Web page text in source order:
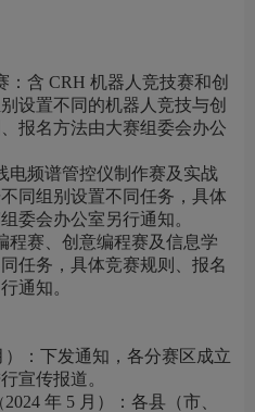
：含 CRH 机器人竞技赛和创
设置不同的机器人竞技与创
报名方法由大赛组委会办公
电频谱管控仪制作赛及实战
同组别设置不同任务，具体
委会办公室另行通知。
程赛、创意编程赛及信息学
任务，具体竞赛规则、报名
通知。
）：下发通知，各分赛区成立
宣传报道。
2024 年 5 月）：各县（市、